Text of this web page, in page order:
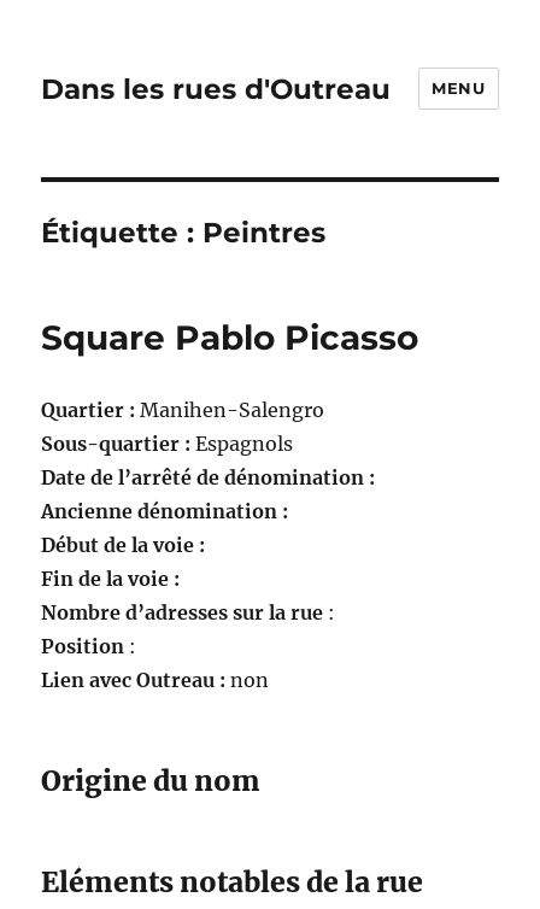
Dans les rues d'Outreau MENU
Étiquette : Peintres
Square Pablo Picasso
Quartier : Manihen-Salengro
Sous-quartier : Espagnols
Date de l’arrêté de dénomination :
Ancienne dénomination :
Début de la voie :
Fin de la voie :
Nombre d’adresses sur la rue :
Position :
Lien avec Outreau : non
Origine du nom
Eléments notables de la rue